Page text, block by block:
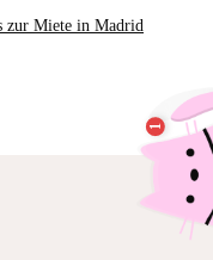
zur Miete in Madrid